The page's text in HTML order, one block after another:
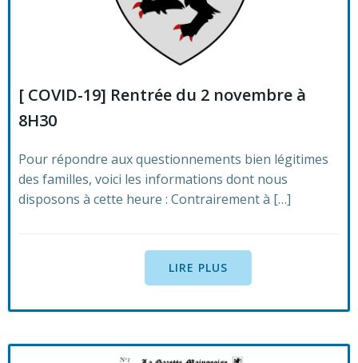
[ COVID-19] Rentrée du 2 novembre à
8H30
Pour répondre aux questionnements bien légitimes
des familles, voici les informations dont nous
disposons à cette heure : Contrairement à […]
LIRE PLUS